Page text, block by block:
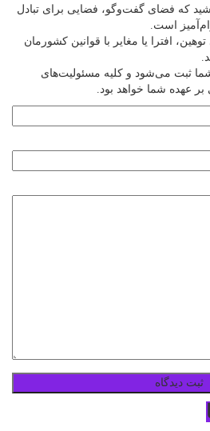
که فضای گفت‌وگو، فضایی برای تبادل
است.
افترا یا مغایر با قوانین کشورمان
ثبت می‌شود و کلیه مسئولیت‌های
عهده شما خواهد بود.